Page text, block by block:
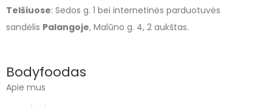
Telšiuose: Sedos g. 1 bei internetinės parduotuvės
sandėlis Palangoje, Malūno g. 4, 2 aukštas.
Bodyfoodas
Apie mus